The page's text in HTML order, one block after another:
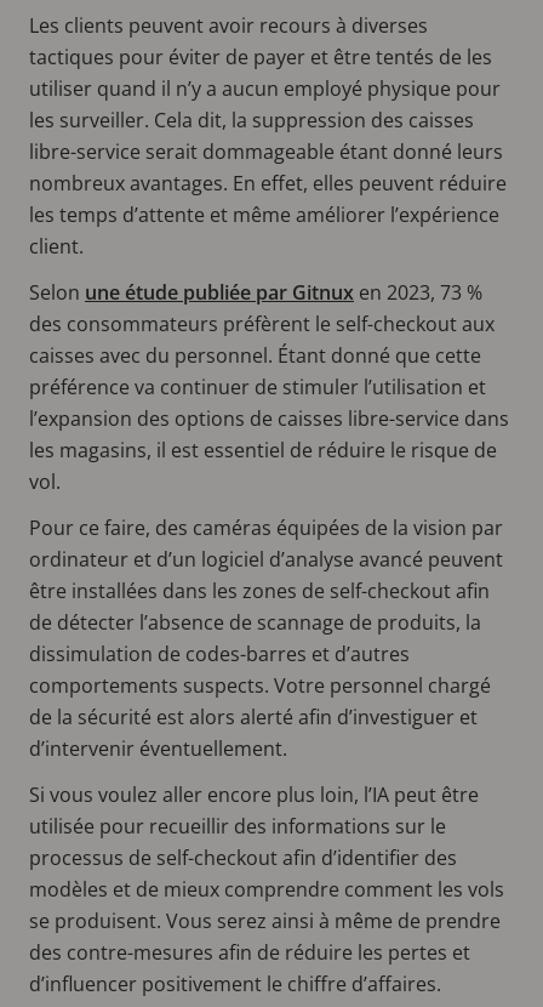
Les clients peuvent avoir recours à diverses
tactiques pour éviter de payer et être tentés de les
utiliser quand il n’y a aucun employé physique pour
les surveiller. Cela dit, la suppression des caisses
libre-service serait dommageable étant donné leurs
nombreux avantages. En effet, elles peuvent réduire
les temps d’attente et même améliorer l’expérience
client.
Selon une étude publiée par Gitnux en 2023, 73 %
des consommateurs préfèrent le self-checkout aux
caisses avec du personnel. Étant donné que cette
préférence va continuer de stimuler l’utilisation et
l’expansion des options de caisses libre-service dans
les magasins, il est essentiel de réduire le risque de
vol.
Pour ce faire, des caméras équipées de la vision par
ordinateur et d’un logiciel d’analyse avancé peuvent
être installées dans les zones de self-checkout afin
de détecter l’absence de scannage de produits, la
dissimulation de codes-barres et d’autres
comportements suspects. Votre personnel chargé
de la sécurité est alors alerté afin d’investiguer et
d’intervenir éventuellement.
Si vous voulez aller encore plus loin, l’IA peut être
utilisée pour recueillir des informations sur le
processus de self-checkout afin d’identifier des
modèles et de mieux comprendre comment les vols
se produisent. Vous serez ainsi à même de prendre
des contre-mesures afin de réduire les pertes et
d’influencer positivement le chiffre d’affaires.